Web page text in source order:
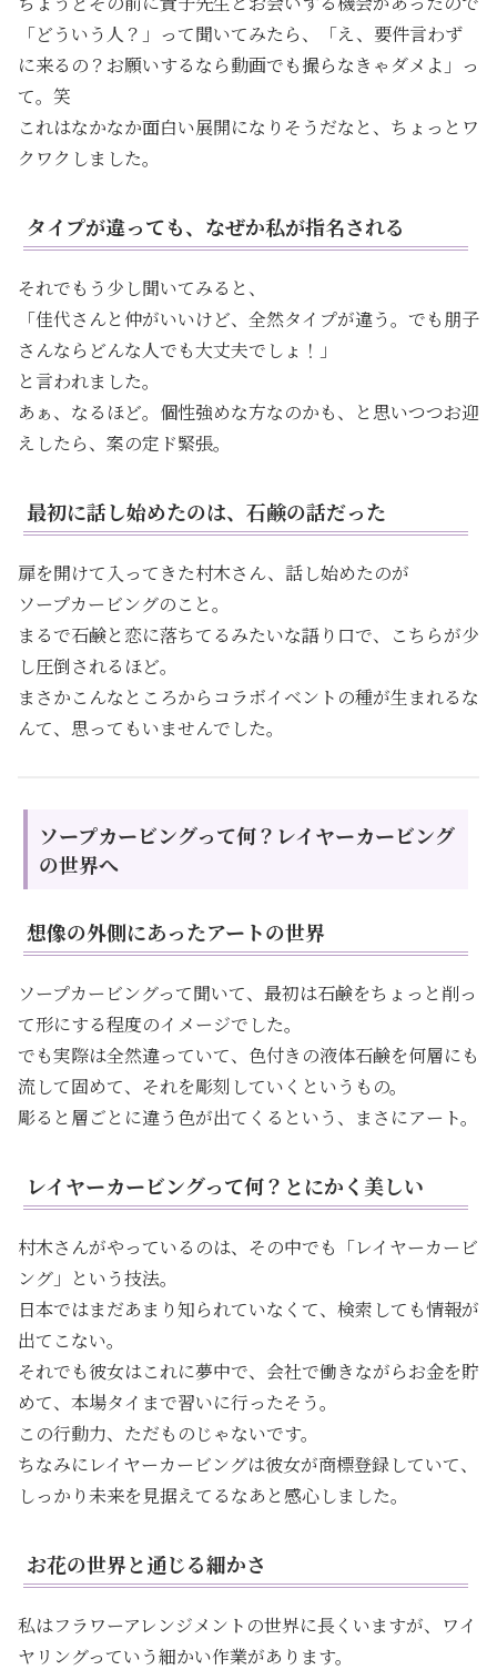
「どういう人？」って聞いてみたら、「え、要件言わず
に来るの？お願いするなら動画でも撮らなきゃダメよ」っ
て。笑
これはなかなか面白い展開になりそうだなと、ちょっとワ
クワクしました。
タイプが違っても、なぜか私が指名される
それでもう少し聞いてみると、
「佳代さんと仲がいいけど、全然タイプが違う。でも朋子
さんならどんな人でも大丈夫でしょ！」
と言われました。
あぁ、なるほど。個性強めな方なのかも、と思いつつお迎
えしたら、案の定ド緊張。
最初に話し始めたのは、石鹸の話だった
扉を開けて入ってきた村木さん、話し始めたのが
ソープカービングのこと。
まるで石鹸と恋に落ちてるみたいな語り口で、こちらが少
し圧倒されるほど。
まさかこんなところからコラボイベントの種が生まれるな
んて、思ってもいませんでした。
ソープカービングって何？レイヤーカービング
の世界へ
想像の外側にあったアートの世界
ソープカービングって聞いて、最初は石鹸をちょっと削っ
て形にする程度のイメージでした。
でも実際は全然違っていて、色付きの液体石鹸を何層にも
流して固めて、それを彫刻していくというもの。
彫ると層ごとに違う色が出てくるという、まさにアート。
レイヤーカービングって何？とにかく美しい
村木さんがやっているのは、その中でも「レイヤーカービ
ング」という技法。
日本ではまだあまり知られていなくて、検索しても情報が
出てこない。
それでも彼女はこれに夢中で、会社で働きながらお金を貯
めて、本場タイまで習いに行ったそう。
この行動力、ただものじゃないです。
ちなみにレイヤーカービングは彼女が商標登録していて、
しっかり未来を見据えてるなあと感心しました。
お花の世界と通じる細かさ
私はフラワーアレンジメントの世界に長くいますが、ワイ
ヤリングっていう細かい作業があります。